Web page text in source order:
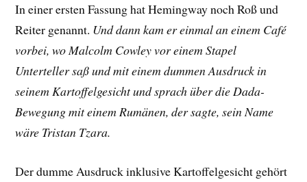
In einer ersten Fassung hat Hemingway noch Roß und
Reiter genannt. Und dann kam er einmal an einem Café
vorbei, wo Malcolm Cowley vor einem Stapel
Unterteller saß und mit einem dummen Ausdruck in
seinem Kartoffelgesicht und sprach über die Dada-
Bewegung mit einem Rumänen, der sagte, sein Name
wäre Tristan Tzara.
Der dumme Ausdruck inklusive Kartoffelgesicht gehört